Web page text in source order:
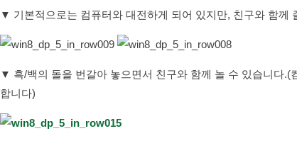
▼ 기본적으로는 컴퓨터와 대전하게 되어 있지만, 친구와 함께
▼ 흑/백의 돌을 번갈아 놓으면서 친구와 함께 놀 수 있습니다.(
합니다)